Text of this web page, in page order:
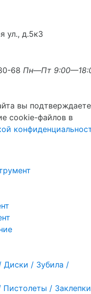
ул., д.5к3
68 Пн—Пт
вы подтверждаете
cookie-файлов в
Диски / Зубила /
/ Заклепки